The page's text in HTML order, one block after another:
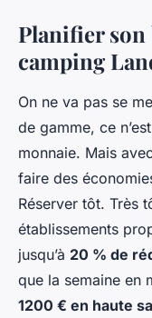
Planifier
camping
On ne va pas se
de gamme, ce
monnaie. Mais
faire des
Réserver tôt. Très
établissements
jusqu’à 20 % de
que la semaine en
1200 € en haute